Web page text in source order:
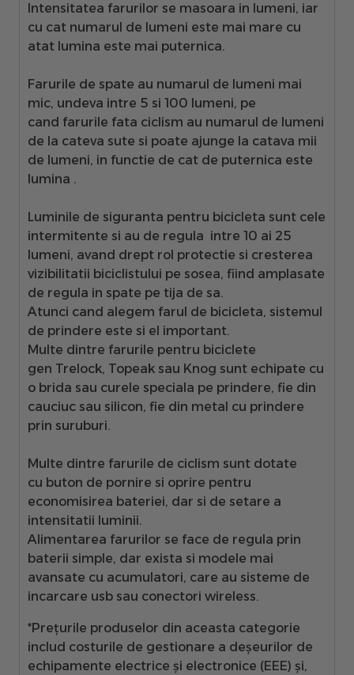
Intensitatea farurilor se masoara in lumeni, iar
cu cat numarul de lumeni este mai mare cu
atat lumina este mai puternica.
Farurile de spate au numarul de lumeni mai
mic, undeva intre 5 si 100 lumeni, pe
cand farurile fata ciclism au numarul de lumeni
de la cateva sute si poate ajunge la catava mii
de lumeni, in functie de cat de puternica este
lumina .
Luminile de siguranta pentru bicicleta sunt cele
intermitente si au de regula intre 10 ai 25
lumeni, avand drept rol protectie si cresterea
vizibilitatii biciclistului pe sosea, fiind amplasate
de regula in spate pe tija de sa.
Atunci cand alegem farul de bicicleta, sistemul
de prindere este si el important.
Multe dintre farurile pentru biciclete
gen Trelock, Topeak sau Knog sunt echipate cu
o brida sau curele speciala pe prindere, fie din
cauciuc sau silicon, fie din metal cu prindere
prin suruburi.
Multe dintre farurile de ciclism sunt dotate
cu buton de pornire si oprire pentru
economisirea bateriei, dar si de setare a
intensitatii luminii.
Alimentarea farurilor se face de regula prin
baterii simple, dar exista si modele mai
avansate cu acumulatori, care au sisteme de
incarcare usb sau conectori wireless.
*Prețurile produselor din aceasta categorie
includ costurile de gestionare a deșeurilor de
echipamente electrice și electronice (EEE) și,